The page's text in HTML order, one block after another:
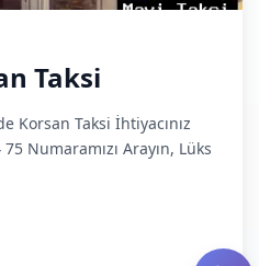
Taksi
Korsan Taksi İhtiyacınız
Numaramızı Arayın, Lüks